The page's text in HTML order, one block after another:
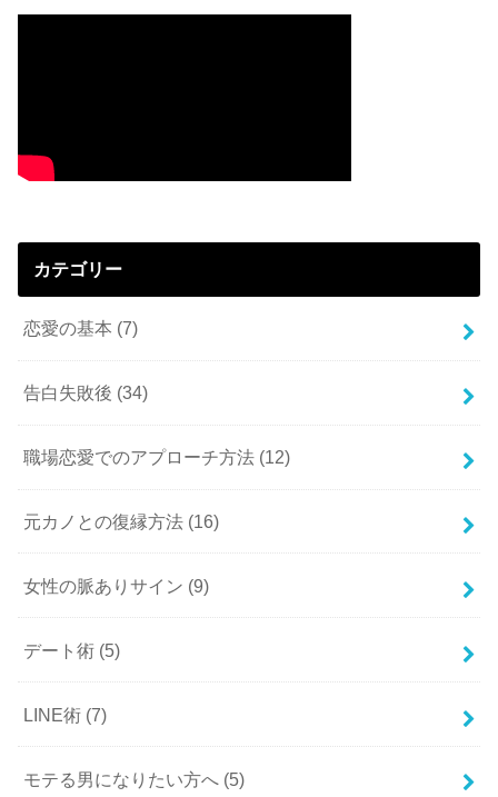
カテゴリー
恋愛の基本 (7)
告白失敗後 (34)
職場恋愛でのアプローチ方法 (12)
元カノとの復縁方法 (16)
女性の脈ありサイン (9)
デート術 (5)
LINE術 (7)
モテる男になりたい方へ (5)